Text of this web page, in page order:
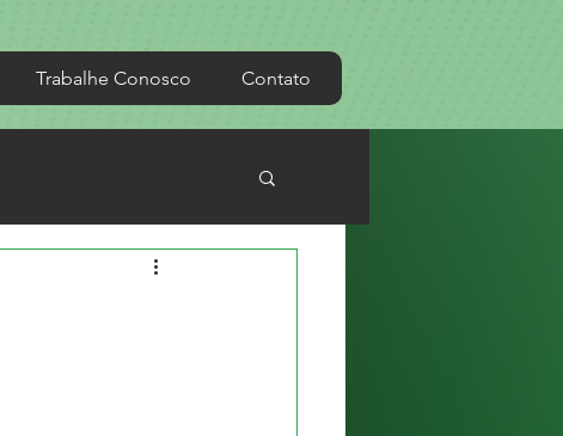
Trabalhe Conosco Contato